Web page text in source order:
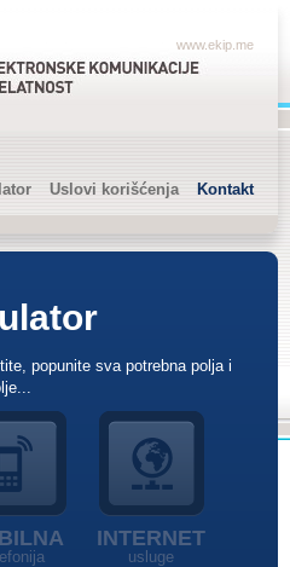
www.ekip.me
Uslovi korišćenja Kontakt
popunite sva potrebna polja i
INTERNET
usluge